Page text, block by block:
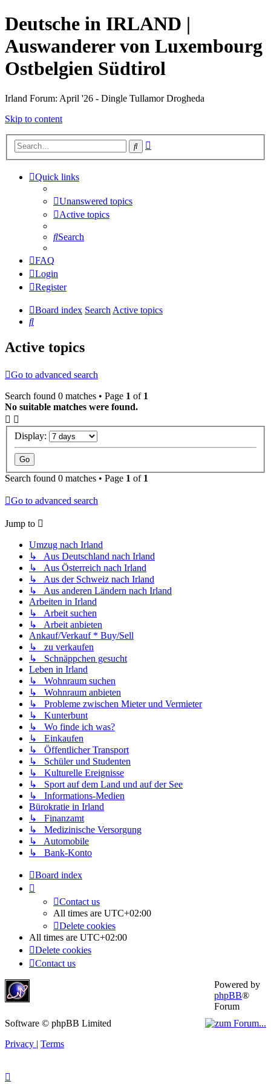
Deutsche in IRLAND |
Auswanderer von Luxembourg
Ostbelgien Südtirol
Irland Forum: April '26 - Dingle Tullamor Drogheda
Skip to content
Search
Quick links
Unanswered topics
Active topics
Search
FAQ
Login
Register
Board index SearchActive topics
Search
Active topics
Go to advanced search
Search found 0 matches • Page 1 of 1
No suitable matches were found.
Display:
Search found 0 matches • Page 1 of 1
Go to advanced search
Jump to
Umzug nach Irland
↳ Aus Deutschland nach Irland
↳ Aus Österreich nach Irland
↳ Aus der Schweiz nach Irland
↳ Aus anderen Ländern nach Irland
Arbeiten in Irland
↳ Arbeit suchen
↳ Arbeit anbieten
Ankauf/Verkauf * Buy/Sell
↳ zu verkaufen
↳ Schnäppchen gesucht
Leben in Irland
↳ Wohnraum suchen
↳ Wohnraum anbieten
↳ Probleme zwischen Mieter und Vermieter
↳ Kunterbunt
↳ Wo finde ich was?
↳ Einkaufen
↳ Öffentlicher Transport
↳ Schüler und Studenten
↳ Kulturelle Ereignisse
↳ Sport auf dem Land und auf der See
↳ Informations-Medien
Bürokratie in Irland
↳ Finanzamt
↳ Medizinische Versorgung
↳ Automobile
↳ Bank-Konto
Board index
Contact us
All times are UTC+02:00
Delete cookies
All times are UTC+02:00
Delete cookies
Contact us
Powered by
phpBB®
Forum
Software © phpBB Limited
Privacy | Terms